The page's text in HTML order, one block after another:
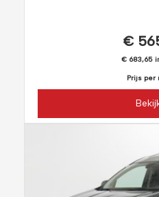
€
€ 683,65
Prijs per